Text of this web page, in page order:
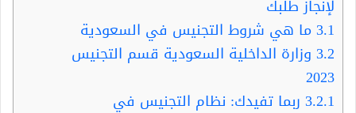
لإنجاز طلبك
3.1ما هي شروط التجنيس في السعودية
3.2 وزارة الداخلية السعودية قسم التجنيس
2023
3.2.1 ربما تفيدك: نظام التجنيس في